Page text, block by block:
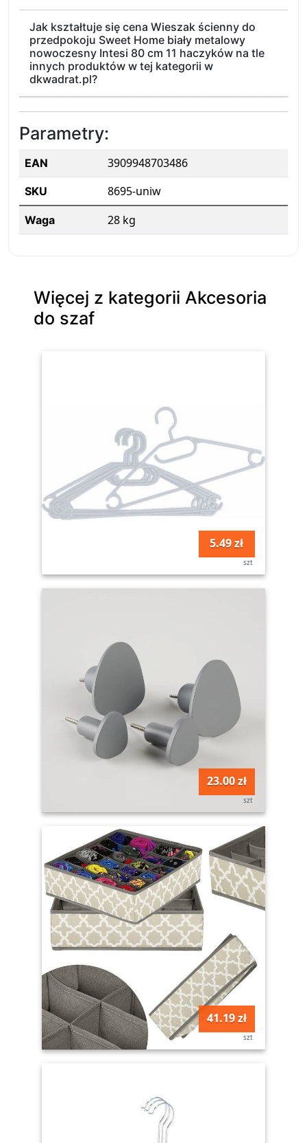
Jak kształtuje się cena Wieszak ścienny do
przedpokoju Sweet Home biały metalowy
nowoczesny Intesi 80 cm 11 haczyków na tle
innych produktów w tej kategorii w
dkwadrat.pl?
Parametry:
EAN 3909948703486
SKU 8695-uniw
Waga 28 kg
Więcej z kategorii Akcesoria
do szaf
5.49 zł
szt
23.00 zł
szt
41.19 zł
szt